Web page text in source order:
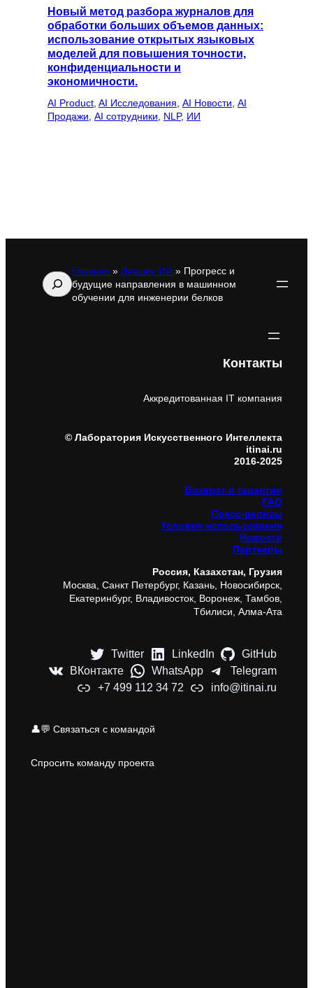
Новый метод разбора журналов для
обработки больших объемов данных:
использование открытых языковых
моделей для повышения точности,
конфиденциальности и
экономичности.
AI Product AI Исследования AI Новости AI
Продажи AI сотрудники NLP, ИИ
Поиск
Главная » Лучшие ИИ » Прогресс и
будущие направления в машинном
обучении для инженерии белков
Контакты
Аккредитованная IT компания
© Лаборатория Искусственного Интеллекта
itinai.ru
2016-2025
Возврат и гарантии
FAQ
Пресс-релизы
Условия использования
Новости
Партнеры
Россия, Казахстан, Грузия
Москва, Санкт Петербург, Казань, Новосибирск,
Екатеринбург, Владивосток, Воронеж, Тамбов,
Тбилиси, Алма-Ата
Twitter LinkedIn
GitHub
ВКонтакте
WhatsApp
Telegram
+7 499 112 34 72
info@itinai.ru
👤💬 Связаться с командой
Спросить команду проекта